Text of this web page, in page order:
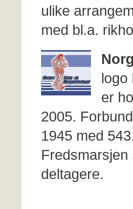
ulike
med bl.a.
logo
er
2005.
1945 med
deltagere.